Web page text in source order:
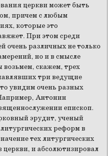
церкви может быть
причем с любым
которые это
При этом среди
очень различных не только
но и в смысле
возьмем, скажем, трех
три ведущие
увидим очень разных
Антонин
епископ.
эрудит, ученый
реформ в
тех литургических
и абсолютизировал